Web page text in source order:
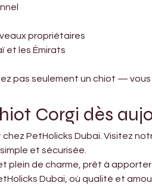
propriétaires
et les Émirats
pas seulement un chiot —
Corgi dès
PetHolicks Dubai. Visitez
et sécurisée.
plein de charme, prêt à
Dubai, où qualité et